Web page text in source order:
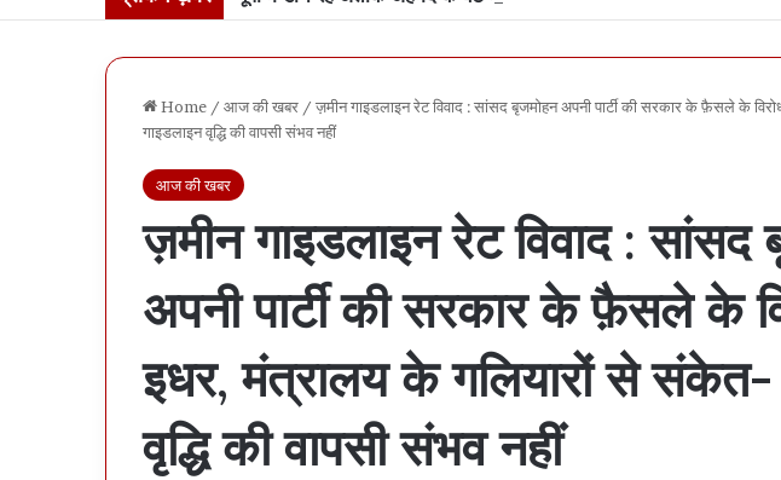
Home / आज की खबर / ज़मीन गाइडलाइन रेट विवाद : सांसद बृजमोहन अपनी पार्टी की सरकार के फ़ैसले के
गाइडलाइन वृद्धि की वापसी संभव नहीं
आज की खबर
ज़मीन गाइडलाइन रेट विवाद : सांसद
अपनी पार्टी की सरकार के फ़ैसले के
इधर, मंत्रालय के गलियारों से संकेत-
वृद्धि की वापसी संभव नहीं